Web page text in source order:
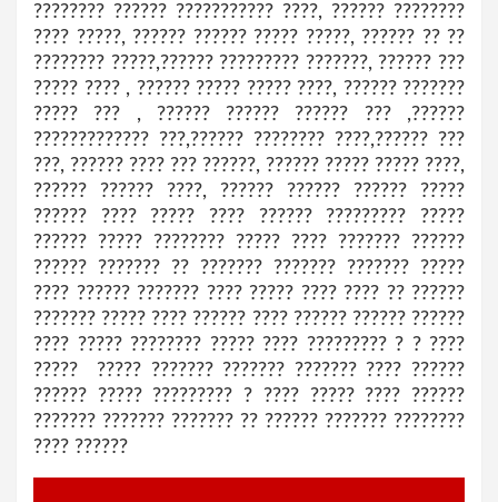
???????? ?????? ??????????? ????, ?????? ????????
???? ?????, ?????? ?????? ????? ?????, ?????? ?? ??
???????? ?????,?????? ????????? ???????, ?????? ???
????? ???? , ?????? ????? ????? ????, ?????? ???????
????? ??? , ?????? ?????? ?????? ??? ,??????
????????????? ???,?????? ???????? ????,?????? ???
???, ?????? ???? ??? ??????, ?????? ????? ????? ????,
?????? ?????? ????, ?????? ?????? ?????? ?????
?????? ???? ????? ???? ?????? ????????? ?????
?????? ????? ???????? ????? ???? ??????? ??????
?????? ??????? ?? ??????? ??????? ??????? ?????
???? ?????? ??????? ???? ????? ???? ???? ?? ??????
??????? ????? ???? ?????? ???? ?????? ?????? ??????
???? ????? ???????? ????? ???? ????????? ? ? ????
????? ????? ??????? ??????? ??????? ???? ??????
?????? ????? ????????? ? ???? ????? ???? ??????
??????? ??????? ??????? ?? ?????? ??????? ????????
???? ??????